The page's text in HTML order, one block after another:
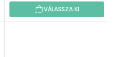
VÁLASSZA KI